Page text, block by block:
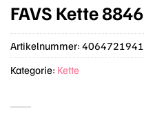
FAVS Kette
Artikelnummer:
Kategorie: Kette